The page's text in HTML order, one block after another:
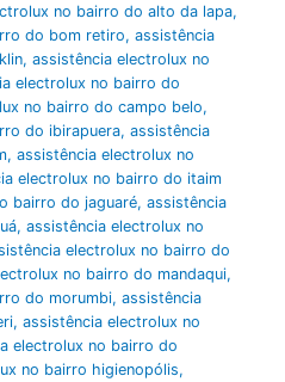
no bairro do alto da lapa,
do bom retiro, assistência
, assistência electrolux no
electrolux no bairro do
no bairro do campo belo,
do ibirapuera, assistência
, assistência electrolux no
electrolux no bairro do itaim
bairro do jaguaré, assistência
, assistência electrolux no
electrolux no bairro do
no bairro do mandaqui,
do morumbi, assistência
, assistência electrolux no
electrolux no bairro do
no bairro higienopólis,